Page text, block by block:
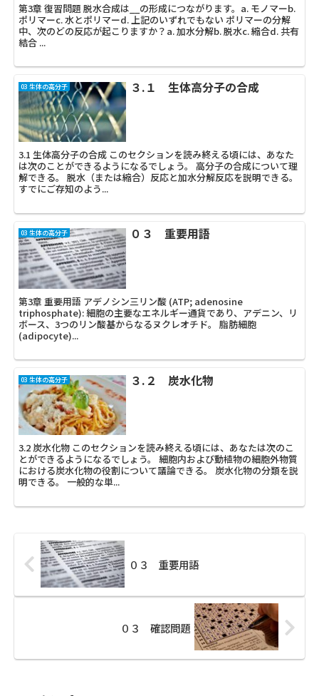
第3章 復習問題 脱水合成は__の形成につながります。a. モノマーb.
ポリマーc. 水とポリマーd. 上記のいずれでもない ポリマーの分解
中、次のどの反応が起こりますか？a. 加水分解b. 脱水c. 縮合d. 共有
結合 ...
03 生体の高分子 ３.１ 生体高分子の合成
3.1 生体高分子の合成 このセクションを読み終える頃には、あなた
は次のことができるようになるでしょう。 高分子の合成について理
解できる。 脱水（または縮合）反応と加水分解反応を説明できる。
すでにご存知のよう...
03 生体の高分子 ０３ 重要用語
第3章 重要用語 アデノシン三リン酸 (ATP; adenosine
triphosphate): 細胞の主要なエネルギー通貨であり、アデニン、リ
ボース、3つのリン酸基からなるヌクレオチド。 脂肪細胞
(adipocyte)...
03 生体の高分子 ３.２ 炭水化物
3.2 炭水化物 このセクションを読み終える頃には、あなたは次のこ
とができるようになるでしょう。 細胞内および動植物の細胞外物質
における炭水化物の役割について議論できる。 炭水化物の分類を説
明できる。 一般的な単...
０３ 重要用語
０３ 確認問題